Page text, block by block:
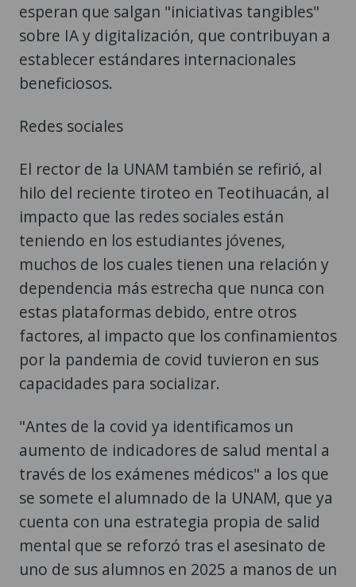
esperan que salgan "iniciativas tangibles"
sobre IA y digitalización, que contribuyan a
establecer estándares internacionales
beneficiosos.
Redes sociales
El rector de la UNAM también se refirió, al
hilo del reciente tiroteo en Teotihuacán, al
impacto que las redes sociales están
teniendo en los estudiantes jóvenes,
muchos de los cuales tienen una relación y
dependencia más estrecha que nunca con
estas plataformas debido, entre otros
factores, al impacto que los confinamientos
por la pandemia de covid tuvieron en sus
capacidades para socializar.
"Antes de la covid ya identificamos un
aumento de indicadores de salud mental a
través de los exámenes médicos" a los que
se somete el alumnado de la UNAM, que ya
cuenta con una estrategia propia de salid
mental que se reforzó tras el asesinato de
uno de sus alumnos en 2025 a manos de un